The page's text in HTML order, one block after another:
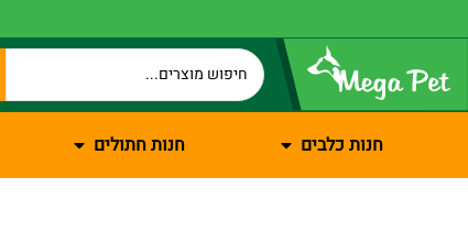
חנות כלבים חנות חתולים